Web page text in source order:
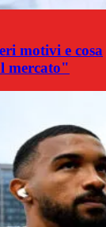
motivi e cosa
mercato"